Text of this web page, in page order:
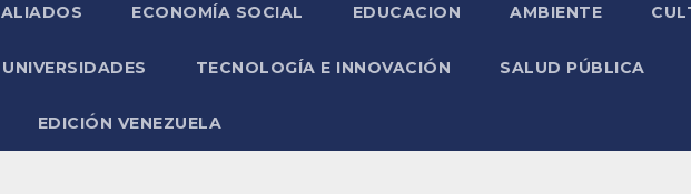
ALIADOS ECONOMÍA SOCIAL EDUCACION AMBIENTE
UNIVERSIDADES TECNOLOGÍA E INNOVACIÓN SALUD PÚBLICA
EDICIÓN VENEZUELA